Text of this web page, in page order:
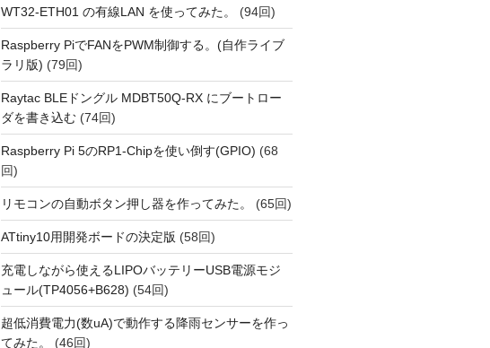
WT32-ETH01 の有線LAN を使ってみた。 (94回)
Raspberry PiでFANをPWM制御する。(自作ライブ
ラリ版) (79回)
Raytac BLEドングル MDBT50Q-RX にブートロー
ダを書き込む(74回)
Raspberry Pi 5のRP1-Chipを使い倒す(GPIO) (68
回)
リモコンの自動ボタン押し器を作ってみた。 (65回)
ATtiny10用開発ボードの決定版 (58回)
充電しながら使えるLIPOバッテリーUSB電源モジ
ュール(TP4056+B628) (54回)
超低消費電力(数uA)で動作する降雨センサーを作っ
てみた。
(46回)